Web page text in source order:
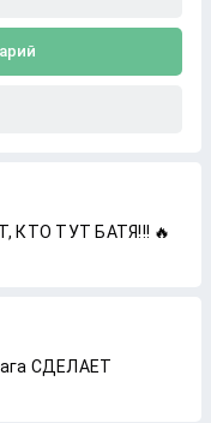
КТО ТУТ БАТЯ!!! 🔥
СДЕЛАЕТ